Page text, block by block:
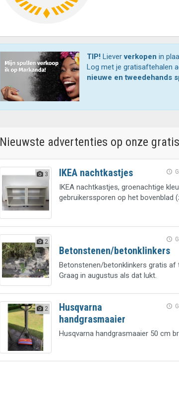
TIP! Lieververkopen in
Log met je gratisaftehalen
nieuwe en tweedehands
Nieuwste advertenties op onze
3 IKEA nachtkastjes
IKEA nachtkastjes, groenachtige
gebruikerssporen op het bovenblad
2
Betonstenen/betonklinkers
Betonstenen/betonklinkers gratis af
Graag in augustus als dat lukt.
2
Husqvarna
handgrasmaaier
Husqvarna handgrasmaaier 50 cm